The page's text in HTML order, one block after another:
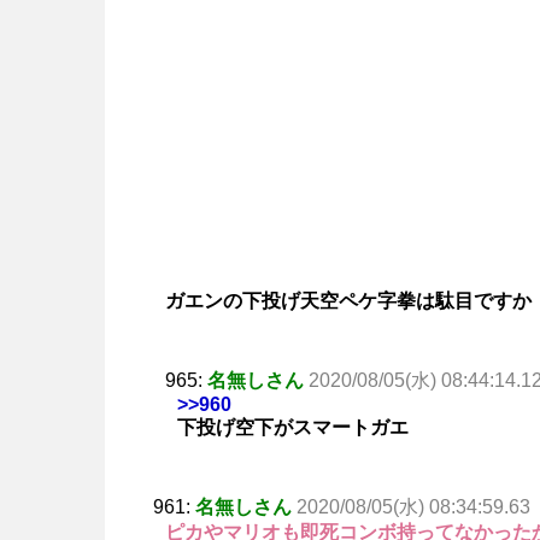
ガエンの下投げ天空ペケ字拳は駄目ですか
965: 名無しさん 2020/08/05(水)
>>960
下投げ空下がスマートガエ
961: 名無しさん 2020/08/05(水) 08:34:59.63
ピカやマリオも即死コンボ持ってなかった